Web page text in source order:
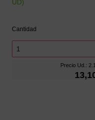
UD)
Cantidad
Precio Ud.: